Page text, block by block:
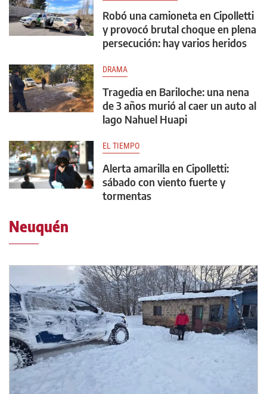
Robó una camioneta en Cipolletti
y provocó brutal choque en plena
persecución: hay varios heridos
DRAMA
Tragedia en Bariloche: una nena
de 3 años murió al caer un auto al
lago Nahuel Huapi
EL TIEMPO
Alerta amarilla en Cipolletti:
sábado con viento fuerte y
tormentas
Neuquén